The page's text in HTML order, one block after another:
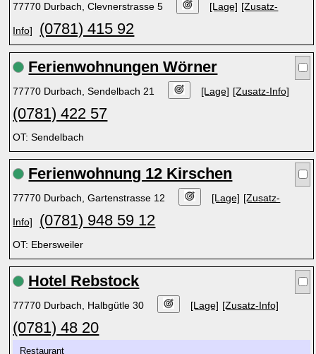
77770 Durbach, Clevnerstrasse 5 [Lage] [Zusatz-
Info] (0781) 415 92
Ferienwohnungen Wörner
77770 Durbach, Sendelbach 21 [Lage] [Zusatz-Info]
(0781) 422 57
OT: Sendelbach
Ferienwohnung 12 Kirschen
77770 Durbach, Gartenstrasse 12 [Lage] [Zusatz-
Info] (0781) 948 59 12
OT: Ebersweiler
Hotel Rebstock
77770 Durbach, Halbgütle 30 [Lage] [Zusatz-Info]
(0781) 48 20
Restaurant